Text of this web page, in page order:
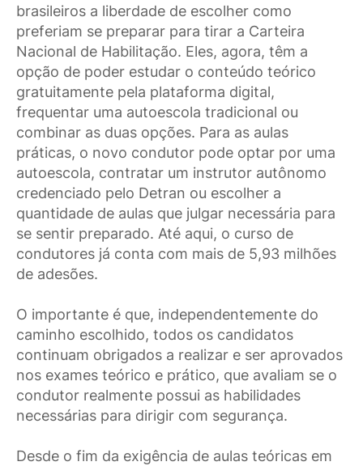
brasileiros a liberdade de escolher como
preferiam se preparar para tirar a Carteira
Nacional de Habilitação. Eles, agora, têm a
opção de poder estudar o conteúdo teórico
gratuitamente pela plataforma digital,
frequentar uma autoescola tradicional ou
combinar as duas opções. Para as aulas
práticas, o novo condutor pode optar por uma
autoescola, contratar um instrutor autônomo
credenciado pelo Detran ou escolher a
quantidade de aulas que julgar necessária para
se sentir preparado. Até aqui, o curso de
condutores já conta com mais de 5,93 milhões
de adesões.
O importante é que, independentemente do
caminho escolhido, todos os candidatos
continuam obrigados a realizar e ser aprovados
nos exames teórico e prático, que avaliam se o
condutor realmente possui as habilidades
necessárias para dirigir com segurança.
Desde o fim da exigência de aulas teóricas em